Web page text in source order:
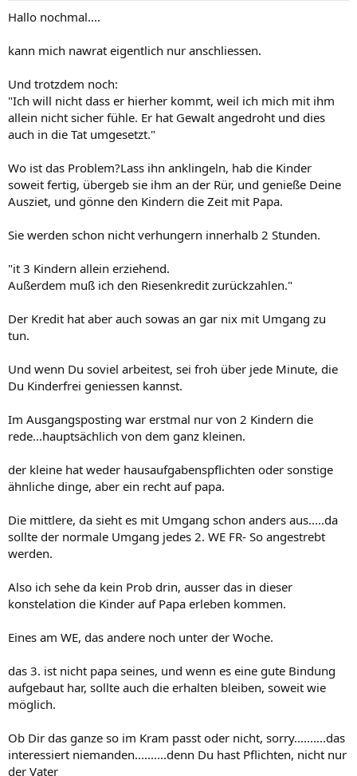
Hallo nochmal....
kann mich nawrat eigentlich nur anschliessen.
Und trotzdem noch:
"Ich will nicht dass er hierher kommt, weil ich mich mit ihm
allein nicht sicher fühle. Er hat Gewalt angedroht und dies
auch in die Tat umgesetzt."
Wo ist das Problem?Lass ihn anklingeln, hab die Kinder
soweit fertig, übergeb sie ihm an der Rür, und genieße Deine
Ausziet, und gönne den Kindern die Zeit mit Papa.
Sie werden schon nicht verhungern innerhalb 2 Stunden.
"it 3 Kindern allein erziehend.
Außerdem muß ich den Riesenkredit zurückzahlen."
Der Kredit hat aber auch sowas an gar nix mit Umgang zu
tun.
Und wenn Du soviel arbeitest, sei froh über jede Minute, die
Du Kinderfrei geniessen kannst.
Im Ausgangsposting war erstmal nur von 2 Kindern die
rede...hauptsächlich von dem ganz kleinen.
der kleine hat weder hausaufgabenspflichten oder sonstige
ähnliche dinge, aber ein recht auf papa.
Die mittlere, da sieht es mit Umgang schon anders aus.....da
sollte der normale Umgang jedes 2. WE FR- So angestrebt
werden.
Also ich sehe da kein Prob drin, ausser das in dieser
konstelation die Kinder auf Papa erleben kommen.
Eines am WE, das andere noch unter der Woche.
das 3. ist nicht papa seines, und wenn es eine gute Bindung
aufgebaut har, sollte auch die erhalten bleiben, soweit wie
möglich.
Ob Dir das ganze so im Kram passt oder nicht, sorry..........das
interessiert niemanden..........denn Du hast Pflichten, nicht nur
der Vater